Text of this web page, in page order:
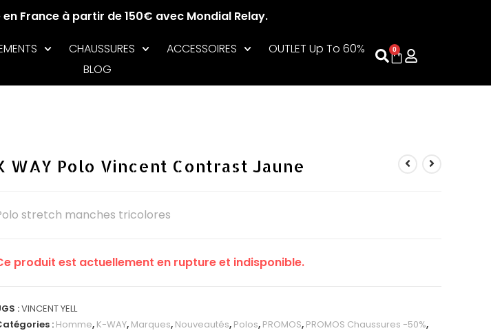
France à partir de 150€ avec Mondial Relay.
CHAUSSURES ACCESSOIRES
OUTLET Up To 60%
BLOG
0
WAY Polo Vincent Contrast Jaune
stretch manches tricolores
produit est actuellement en rupture et indisponible.
:VINCENT YELL
: Homme, K-WAY, Marques, Nouveautés, Polos, PROMOS, PROMOS Chaussures -50%,